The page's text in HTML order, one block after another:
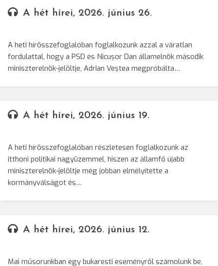
A hét hírei, 2026. június 26.
A heti hírösszefoglalóban foglalkozunk azzal a váratlan
fordulattal, hogy a PSD és Nicușor Dan államelnök második
miniszterelnök-jelöltje, Adrian Veștea megpróbálta…
A hét hírei, 2026. június 19.
A heti hírösszefoglalóban részletesen foglalkozunk az
itthoni politikai nagyüzemmel, hiszen az államfő újabb
miniszterelnök-jelöltje még jobban elmélyítette a
kormányválságot és…
A hét hírei, 2026. június 12.
Mai műsorunkban egy bukaresti eseményről számolunk be,